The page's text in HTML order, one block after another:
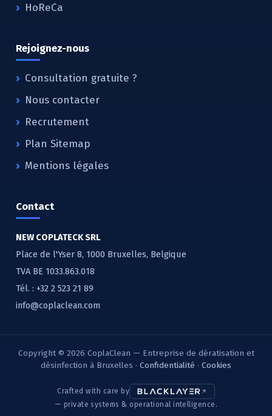
HoReCa
Rejoignez-nous
Consultation gratuite ?
Nous contacter
Recrutement
Plan Sitemap
Mentions légales
Contact
NEW COPLATECK SRL
Place de l'Yser 8, 1000 Bruxelles, Belgique
TVA BE 1033.863.018
Tél. : +32 2 523 21 89
info@coplaclean.com
Copyright © 2026 CoplaClean — Entreprise de dératisation et
désinfection à Bruxelles · Confidentialité · Cookies
Crafted with care by
— private systems & operational intelligence.